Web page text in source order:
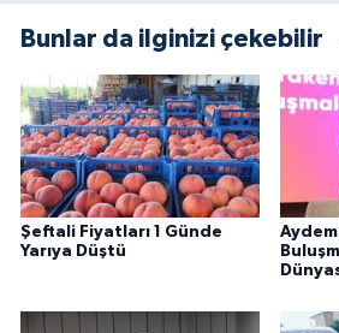
Bunlar da ilginizi çekebilir
Şeftali Fiyatları 1 Günde
Yarıya Düştü